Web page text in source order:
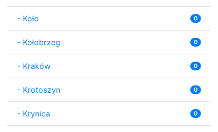
- Koło 0
- Kołobrzeg 0
- Kraków 0
- Krotoszyn 0
- Krynica 0